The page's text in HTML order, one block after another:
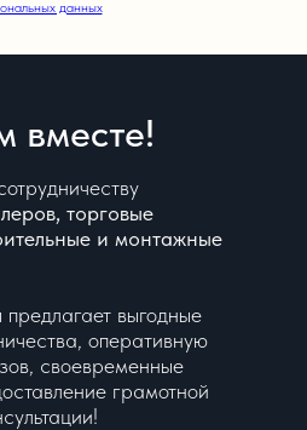
данных
вместе!
торговые
и монтажные
выгодные
оперативную
своевременные
грамотной